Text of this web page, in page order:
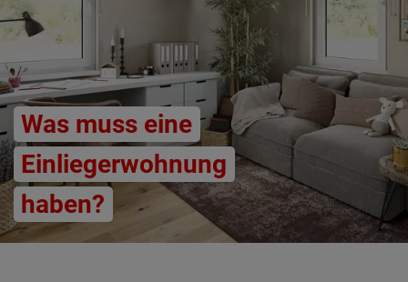
Was muss eine
Einliegerwohnung
haben?